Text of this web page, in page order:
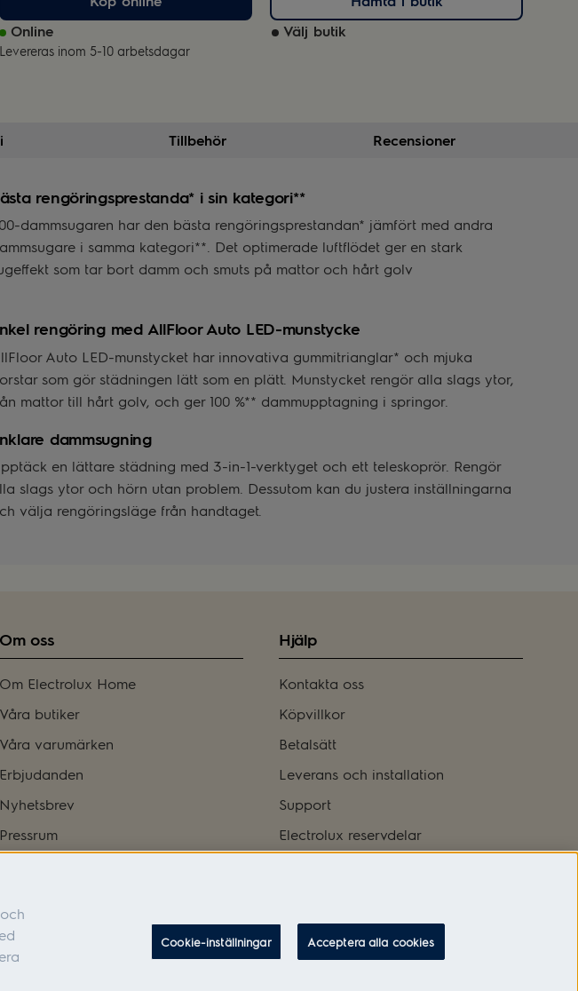
Online
Levereras inom 5-10 arbetsdagar
Välj butik
Tillbehör Recensioner
rengöringsprestanda* i sin kategori**
dammsugaren har den bästa rengöringsprestandan* jämfört med andra
i samma kategori**. Det optimerade luftflödet ger en stark
som tar bort damm och smuts på mattor och hårt golv
rengöring med AllFloor Auto LED-munstycke
Auto LED-munstycket har innovativa gummitrianglar* och mjuka
som gör städningen lätt som en plätt. Munstycket rengör alla slags ytor,
mattor till hårt golv, och ger 100 %** dammupptagning i springor.
dammsugning
en lättare städning med 3-in-1-verktyget och ett teleskoprör. Rengör
slags ytor och hörn utan problem. Dessutom kan du justera inställningarna
välja rengöringsläge från handtaget.
Om oss
Om Electrolux Home
Våra butiker
Våra varumärken
Erbjudanden
Nyhetsbrev
Pressrum
Tillgänglighetsredogörelse
Cookies
Hjälp
Kontakta oss
Köpvillkor
Betalsätt
Leverans och installation
Support
Electrolux reservdelar
Cookie-inställningar Acceptera alla cookies